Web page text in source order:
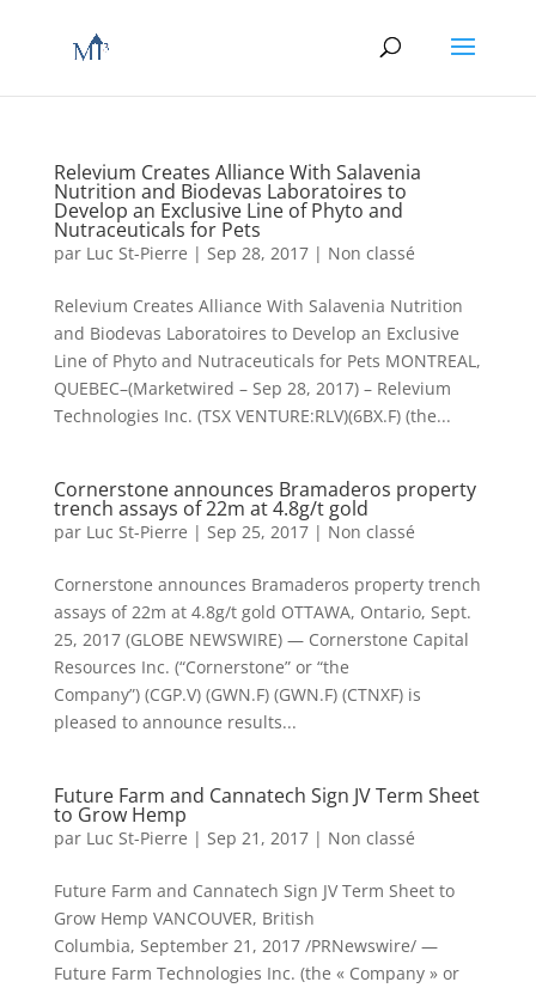
Relevium Creates Alliance With Salavenia
Nutrition and Biodevas Laboratoires to
Develop an Exclusive Line of Phyto and
Nutraceuticals for Pets
par Luc St-Pierre | Sep 28, 2017| Non classé
Relevium Creates Alliance With Salavenia Nutrition
and Biodevas Laboratoires to Develop an Exclusive
Line of Phyto and Nutraceuticals for Pets MONTREAL,
QUEBEC–(Marketwired – Sep 28, 2017) – Relevium
Technologies Inc. (TSX VENTURE:RLV)(6BX.F) (the...
Cornerstone announces Bramaderos property
trench assays of 22m at 4.8g/t gold
par Luc St-Pierre | Sep 25, 2017| Non classé
Cornerstone announces Bramaderos property trench
assays of 22m at 4.8g/t gold OTTAWA, Ontario, Sept.
25, 2017 (GLOBE NEWSWIRE) — Cornerstone Capital
Resources Inc. (“Cornerstone” or “the
Company”) (CGP.V) (GWN.F) (GWN.F) (CTNXF) is
pleased to announce results...
Future Farm and Cannatech Sign JV Term Sheet
to Grow Hemp
par Luc St-Pierre | Sep 21, 2017| Non classé
Future Farm and Cannatech Sign JV Term Sheet to
Grow Hemp VANCOUVER, British
Columbia, September 21, 2017 /PRNewswire/ —
Future Farm Technologies Inc. (the « Company » or